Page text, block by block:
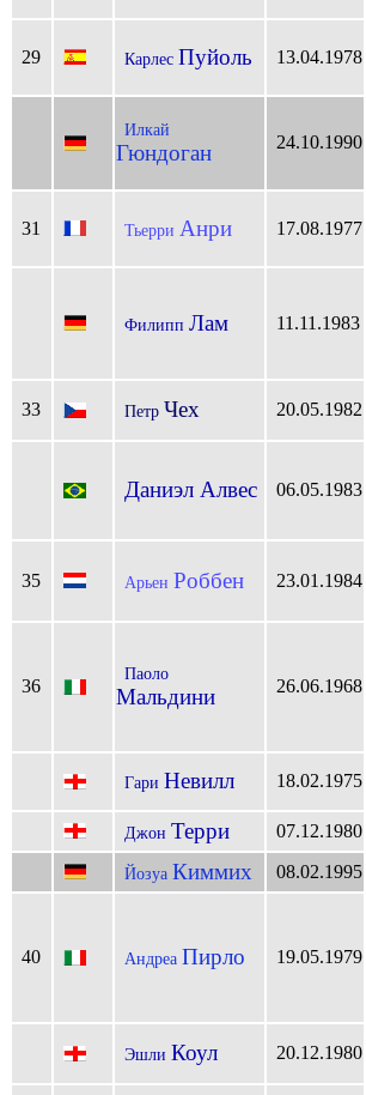
29 Карлес Пуйоль 13.04.1978
Илкай
Гюндоган 24.10.1990
31 Тьерри Анри 17.08.1977
Филипп Лам 11.11.1983
33 Петр Чех 20.05.1982
Даниэл Алвес 06.05.1983
35 Арьен Роббен 23.01.1984
36
Паоло
Мальдини 26.06.1968
Гари Невилл 18.02.1975
Джон Терри 07.12.1980
Йозуа Киммих 08.02.1995
40 Андреа Пирло 19.05.1979
Эшли Коул 20.12.1980